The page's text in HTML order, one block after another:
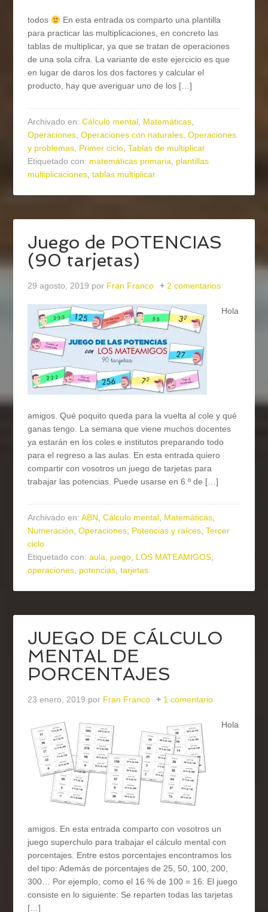
todos
En esta entrada os comparto una plantilla
para practicar las multiplicaciones, en concreto las
tablas de multiplicar, ya que se tratan de operaciones
de una sola cifra. La variante de este ejercicio es que
en lugar de daros los dos factores y calcular el
producto, hay que averiguar uno de los […]
Archivado en:Cálculo mental, Matemáticas,
Operaciones,Operaciones con naturales,Operaciones
y problemas, Primer ciclo,Tablas de multiplicar
Etiquetado con: matemáticas primaria, plantillas
multiplicaciones,tablas multiplicar
Juego de POTENCIAS
(90 tarjetas)
29 agosto, 2019 por Fran Franco 2 comentarios
Hola
amigos. Qué poquito queda para la vuelta al cole y qué
ganas tengo. La semana que viene muchos docentes
ya estarán en los coles e institutos preparando todo
para el regreso a las aulas. En esta entrada quiero
compartir con vosotros un juego de tarjetas para
trabajar las potencias. Puede usarse en 6.º de […]
Archivado en:ABN,Cálculo mental, Matemáticas,
Numeración,Operaciones, Potencias y raíces,Tercer
ciclo
Etiquetado con:aula, juego, LOS MATEAMIGOS,
operaciones, potencias,tarjetas
JUEGO DE CÁLCULO
MENTAL DE
PORCENTAJES
23 enero, 2019 por Fran Franco 1 comentario
Hola
amigos. En esta entrada comparto con vosotros un
juego superchulo para trabajar el cálculo mental con
porcentajes. Entre estos porcentajes encontramos los
del tipo: Además de porcentajes de 25, 50, 100, 200,
300… Por ejemplo, como el 16 % de 100 = 16: El juego
consiste en lo siguiente: Se reparten todas las tarjetas
[…]